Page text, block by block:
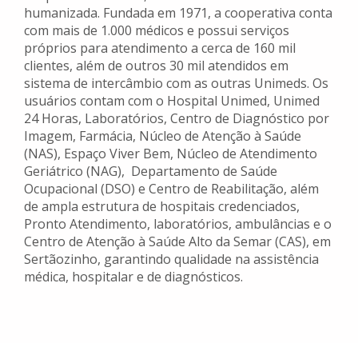
humanizada. Fundada em 1971, a cooperativa conta
com mais de 1.000 médicos e possui serviços
próprios para atendimento a cerca de 160 mil
clientes, além de outros 30 mil atendidos em
sistema de intercâmbio com as outras Unimeds. Os
usuários contam com o Hospital Unimed, Unimed
24 Horas, Laboratórios, Centro de Diagnóstico por
Imagem, Farmácia, Núcleo de Atenção à Saúde
(NAS), Espaço Viver Bem, Núcleo de Atendimento
Geriátrico (NAG), Departamento de Saúde
Ocupacional (DSO) e Centro de Reabilitação, além
de ampla estrutura de hospitais credenciados,
Pronto Atendimento, laboratórios, ambulâncias e o
Centro de Atenção à Saúde Alto da Semar (CAS), em
Sertãozinho, garantindo qualidade na assistência
médica, hospitalar e de diagnósticos.